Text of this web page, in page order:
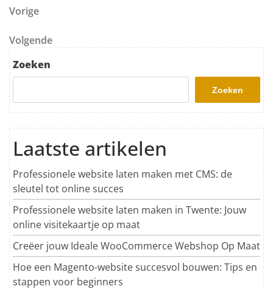
Berichtnavigatie
Vorig bericht
Vorige
Volgend bericht
Volgende
Zoeken
Zoeken
Laatste artikelen
Professionele website laten maken met CMS: de
sleutel tot online succes
Professionele website laten maken in Twente: Jouw
online visitekaartje op maat
Creëer jouw Ideale WooCommerce Webshop Op Maat
Hoe een Magento-website succesvol bouwen: Tips en
stappen voor beginners